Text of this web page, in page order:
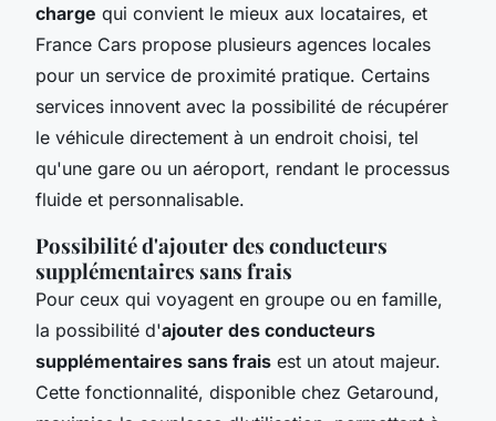
charge qui convient le mieux aux locataires, et
France Cars propose plusieurs agences locales
pour un service de proximité pratique. Certains
services innovent avec la possibilité de récupérer
le véhicule directement à un endroit choisi, tel
qu'une gare ou un aéroport, rendant le processus
fluide et personnalisable.
Possibilité d'ajouter des conducteurs
supplémentaires sans frais
Pour ceux qui voyagent en groupe ou en famille,
la possibilité d'ajouter des conducteurs
supplémentaires sans frais est un atout majeur.
Cette fonctionnalité, disponible chez Getaround,